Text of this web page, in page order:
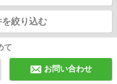
絞り込む
て
お問い合わせ